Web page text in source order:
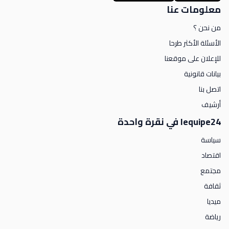
معلومات عنا
من نحن ؟
الأسئلة الأكثر طرحا
للإعلان على موقعنا
بيانات قانونية
اتصل بنا
أرشيف
lequipe24 في نقرة واحدة
سياسة
اقتصاد
مجتمع
ثقافة
ميديا
رياضة